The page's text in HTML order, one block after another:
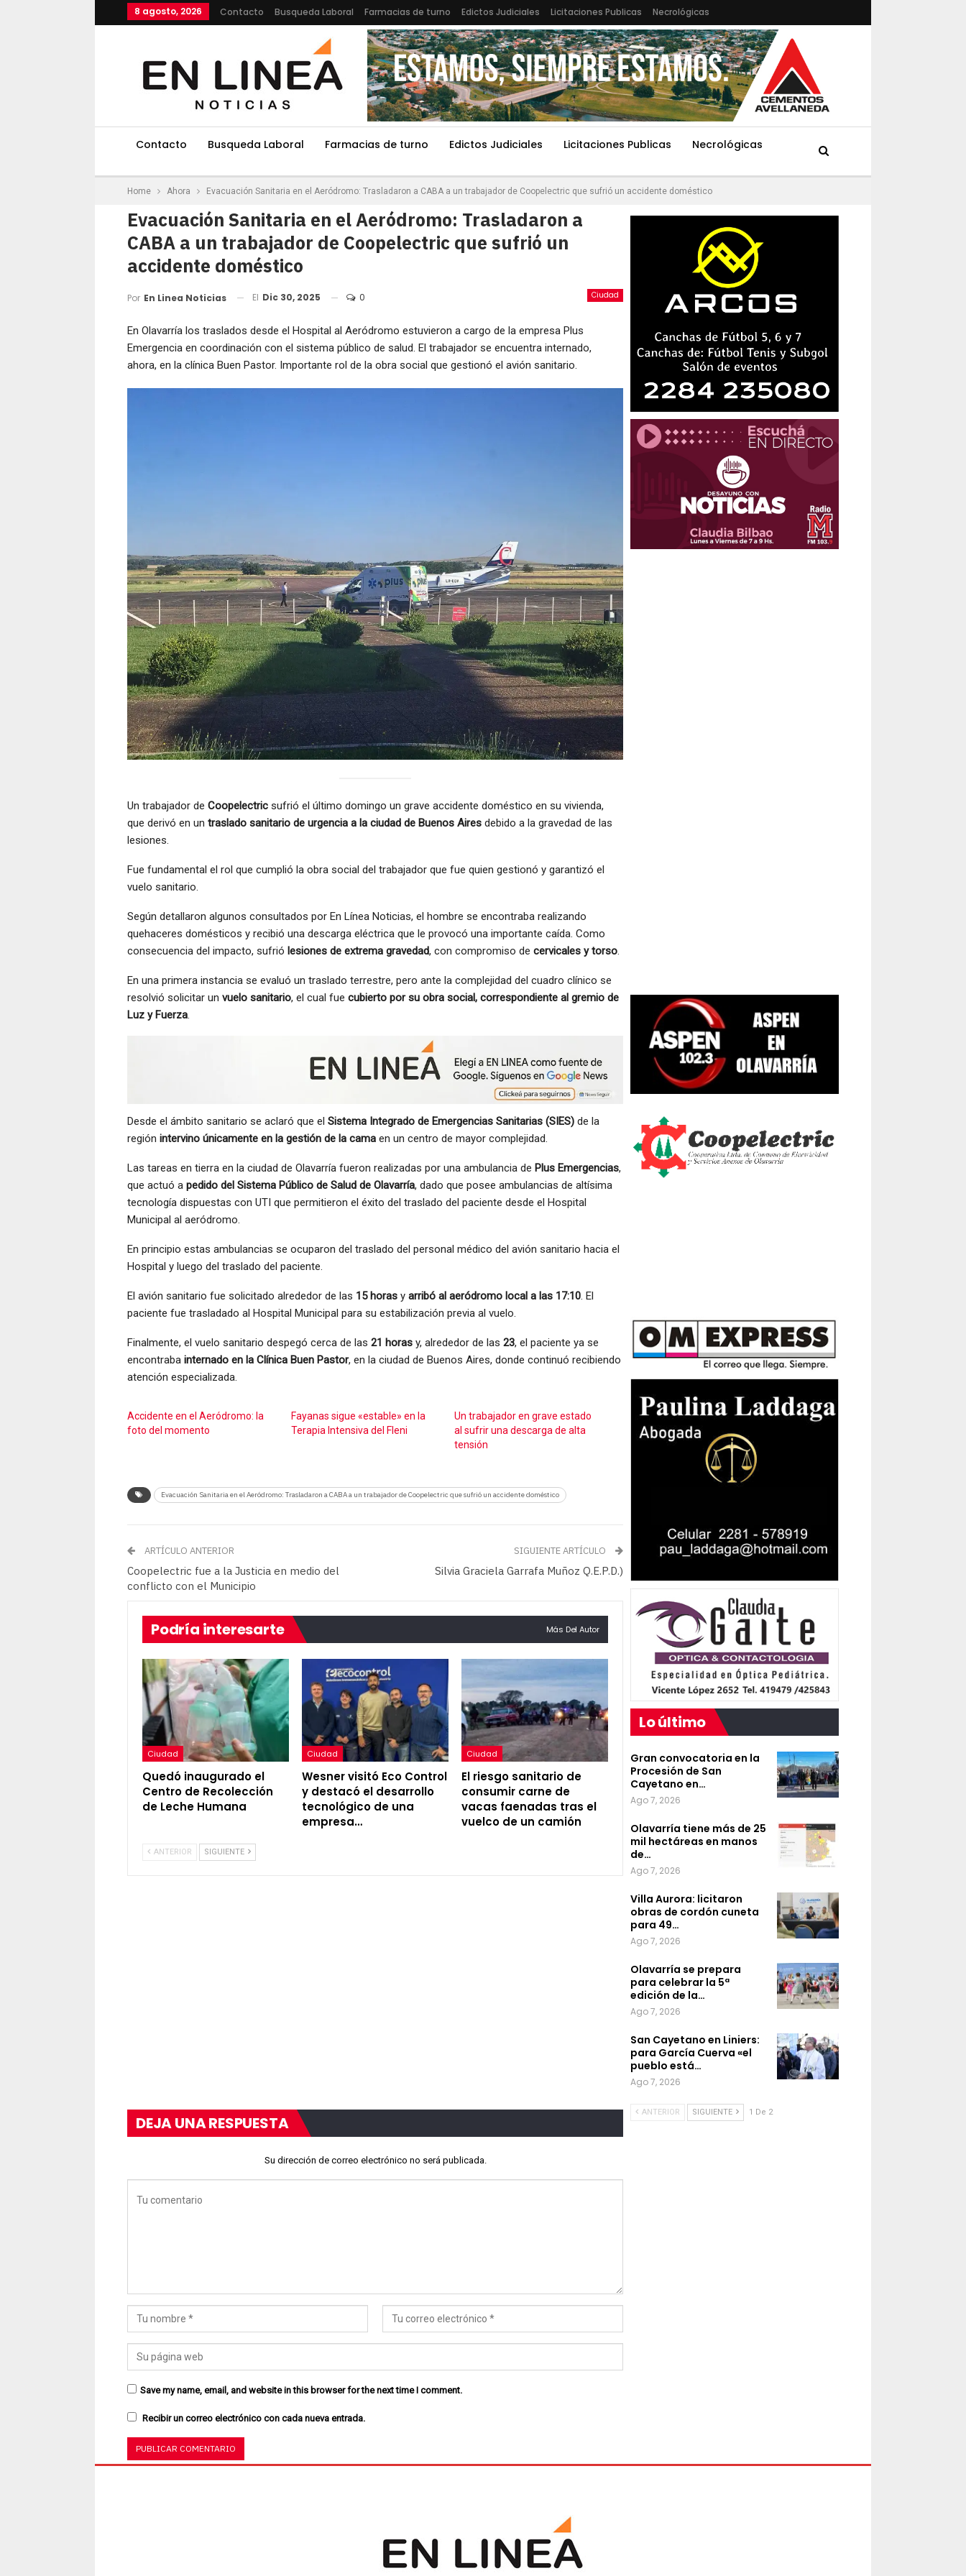
8 agosto, 2026 Contacto Busqueda Laboral Farmacias de turno Edictos Judiciales Licitaciones Publicas Necrológicas
Contacto Busqueda Laboral Farmacias de turno Edictos Judiciales Licitaciones Publicas Necrológicas
Home Ahora Evacuación Sanitaria en el Aeródromo: Trasladaron a CABA a un trabajador de Coopelectric que sufrió un accidente doméstico
Evacuación Sanitaria en el Aeródromo: Trasladaron a
CABA a un trabajador de Coopelectric que sufrió un
accidente doméstico
Ciudad
Por En Linea Noticias El Dic 30, 2025 0
En Olavarría los traslados desde el Hospital al Aeródromo estuvieron a cargo de la empresa Plus
Emergencia en coordinación con el sistema público de salud. El trabajador se encuentra internado,
ahora, en la clínica Buen Pastor. Importante rol de la obra social que gestionó el avión sanitario.
Un trabajador de Coopelectric sufrió el último domingo un grave accidente doméstico en su vivienda,
que derivó en un traslado sanitario de urgencia a la ciudad de Buenos Aires debido a la gravedad de las
lesiones.
Fue fundamental el rol que cumplió la obra social del trabajador que fue quien gestionó y garantizó el
vuelo sanitario.
Según detallaron algunos consultados por En Línea Noticias, el hombre se encontraba realizando
quehaceres domésticos y recibió una descarga eléctrica que le provocó una importante caída. Como
consecuencia del impacto, sufrió lesiones de extrema gravedad, con compromiso de cervicales y torso.
En una primera instancia se evaluó un traslado terrestre, pero ante la complejidad del cuadro clínico se
resolvió solicitar un vuelo sanitario, el cual fue cubierto por su obra social, correspondiente al gremio de
Luz y Fuerza.
Desde el ámbito sanitario se aclaró que el Sistema Integrado de Emergencias Sanitarias (SIES) de la
región intervino únicamente en la gestión de la cama en un centro de mayor complejidad.
Las tareas en tierra en la ciudad de Olavarría fueron realizadas por una ambulancia de Plus Emergencias,
que actuó a pedido del Sistema Público de Salud de Olavarría, dado que posee ambulancias de altísima
tecnología dispuestas con UTI que permitieron el éxito del traslado del paciente desde el Hospital
Municipal al aeródromo.
En principio estas ambulancias se ocuparon del traslado del personal médico del avión sanitario hacia el
Hospital y luego del traslado del paciente.
El avión sanitario fue solicitado alrededor de las 15 horas y arribó al aeródromo local a las 17:10. El
paciente fue trasladado al Hospital Municipal para su estabilización previa al vuelo.
Finalmente, el vuelo sanitario despegó cerca de las 21 horas y, alrededor de las 23, el paciente ya se
encontraba internado en la Clínica Buen Pastor, en la ciudad de Buenos Aires, donde continuó recibiendo
atención especializada.
Accidente en el Aeródromo: la
foto del momento
Fayanas sigue «estable» en la
Terapia Intensiva del Fleni
Un trabajador en grave estado
al sufrir una descarga de alta
tensión
Evacuación Sanitaria en el Aeródromo: Trasladaron a CABA a un trabajador de Coopelectric que sufrió un accidente doméstico
ARTÍCULO ANTERIOR
Coopelectric fue a la Justicia en medio del
conflicto con el Municipio
SIGUIENTE ARTÍCULO
Silvia Graciela Garrafa Muñoz Q.E.P.D.)
Podría interesarte Más Del Autor
Ciudad
Quedó inaugurado el
Centro de Recolección
de Leche Humana
Ciudad
Wesner visitó Eco Control
y destacó el desarrollo
tecnológico de una
empresa…
Ciudad
El riesgo sanitario de
consumir carne de
vacas faenadas tras el
vuelco de un camión
ANTERIOR SIGUIENTE
DEJA UNA RESPUESTA
Su dirección de correo electrónico no será publicada.
Save my name, email, and website in this browser for the next time I comment.
Recibir un correo electrónico con cada nueva entrada.
Lo último
Gran convocatoria en la
Procesión de San
Cayetano en…
Ago 7, 2026
Olavarría tiene más de 25
mil hectáreas en manos
de…
Ago 7, 2026
Villa Aurora: licitaron
obras de cordón cuneta
para 49…
Ago 7, 2026
Olavarría se prepara
para celebrar la 5ª
edición de la…
Ago 7, 2026
San Cayetano en Liniers:
para García Cuerva «el
pueblo está…
Ago 7, 2026
ANTERIOR SIGUIENTE 1 De 2